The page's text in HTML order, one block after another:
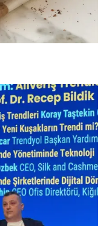
bahar kutlamalarının
tarifler ve